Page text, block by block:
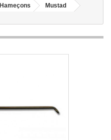
Hameçons
Mustad